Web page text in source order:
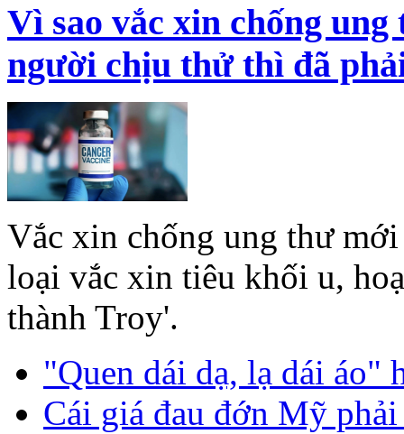
Vì sao vắc xin chống
người chịu thử thì đã
Vắc xin chống ung thư
loại vắc xin tiêu khối u,
thành Troy'.
"Quen dái dạ, lạ dái áo"
Cái giá đau đớn Mỹ